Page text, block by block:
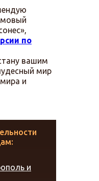
по
вашим
мир
и
и